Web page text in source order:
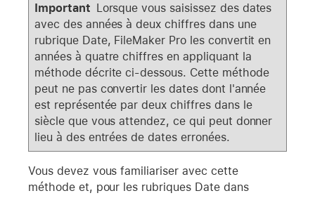
Important Lorsque vous saisissez des dates
avec des années à deux chiffres dans une
rubrique Date, FileMaker Pro les convertit en
années à quatre chiffres en appliquant la
méthode décrite ci-dessous. Cette méthode
peut ne pas convertir les dates dont l'année
est représentée par deux chiffres dans le
siècle que vous attendez, ce qui peut donner
lieu à des entrées de dates erronées.
Vous devez vous familiariser avec cette
méthode et, pour les rubriques Date dans